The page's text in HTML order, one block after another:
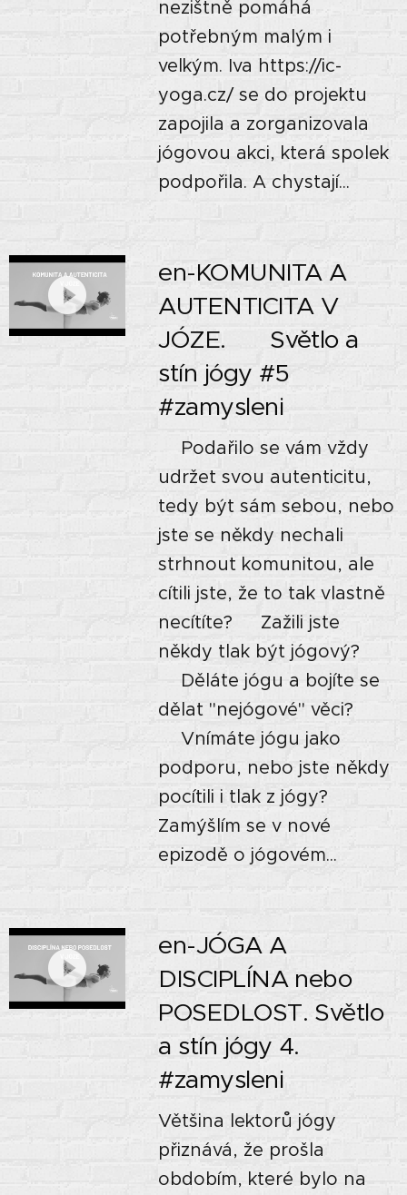
nezištně pomáhá
potřebným malým i
velkým. Iva https://ic-
yoga.cz/ se do projektu
zapojila a zorganizovala
jógovou akci, která spolek
podpořila. A chystají...
en-KOMUNITA A
AUTENTICITA V
JÓZE. 🌗 Světlo a
stín jógy #5
#zamysleni
⭐Podařilo se vám vždy
udržet svou autenticitu,
tedy být sám sebou, nebo
jste se někdy nechali
strhnout komunitou, ale
cítili jste, že to tak vlastně
necítíte? ⭐Zažili jste
někdy tlak být jógový?
⭐Děláte jógu a bojíte se
dělat "nejógové" věci?
⭐Vnímáte jógu jako
podporu, nebo jste někdy
pocítili i tlak z jógy?
Zamýšlím se v nové
epizodě o jógovém...
en-JÓGA A
DISCIPLÍNA nebo
POSEDLOST. Světlo
a stín jógy 4. 🌓🌗🌚
#zamysleni
Většina lektorů jógy
přiznává, že prošla
obdobím, které bylo na